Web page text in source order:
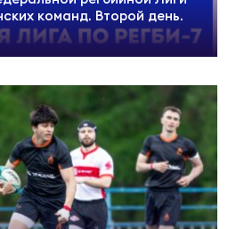
команд. Второй день.